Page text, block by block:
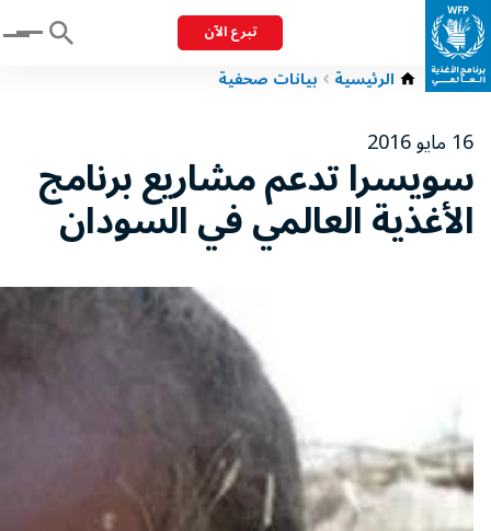
تبرع الآن Menu
الرئيسية بيانات صحفية
16 مايو 2016
سويسرا تدعم مشاريع برنامج
الأغذية العالمي في السودان